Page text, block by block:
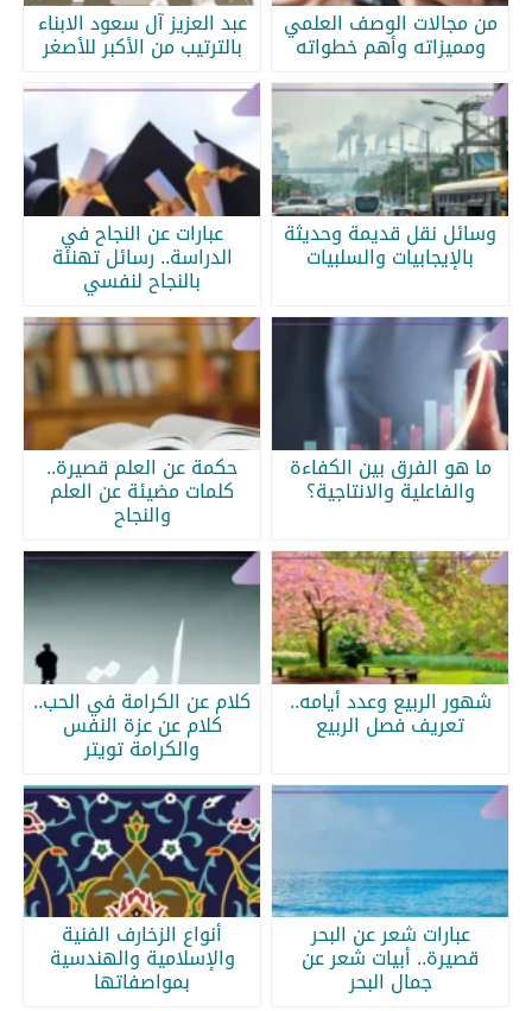
من مجالات الوصف العلمي
ومميزاته وأهم خطواته
عبد العزيز آل سعود الابناء
بالترتيب من الأكبر للأصغر
وسائل نقل قديمة وحديثة
بالإيجابيات والسلبيات
عبارات عن النجاح في
الدراسة.. رسائل تهنئة
بالنجاح لنفسي
ما هو الفرق بين الكفاءة
والفاعلية والانتاجية؟
حكمة عن العلم قصيرة..
كلمات مضيئة عن العلم
والنجاح
شهور الربيع وعدد أيامه..
تعريف فصل الربيع
كلام عن الكرامة في الحب..
كلام عن عزة النفس
والكرامة تويتر
عبارات شعر عن البحر
قصيرة.. أبيات شعر عن
جمال البحر
أنواع الزخارف الفنية
والإسلامية والهندسية
بمواصفاتها